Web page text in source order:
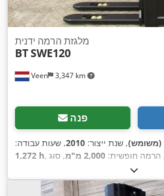
Veen 3,347 km
מלגזת הרמה ידנית
BTSWE120
פנה
(משומש), שנת ייצור: 2010, שעות עבודה:
1,272 h
הרמה חופשית: 2,000 מ"מ
, סוג
דוּפּלֶקס
, גובה כולל:2,580 מ"מ , צבע:אחר